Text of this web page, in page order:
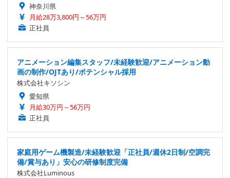
神奈川県
月給28万3,800円～56万円
正社員
アニメーション編集スタッフ/未経験歓迎/アニメーション動
画の制作/OJTあり/ポテンシャル採用
株式会社キソシン
愛知県
月給30万円～56万円
正社員
家庭用ゲーム機製造/未経験歓迎「正社員/週休2日制/空調完
備/賞与あり」安心の研修制度完備
株式会社Luminous